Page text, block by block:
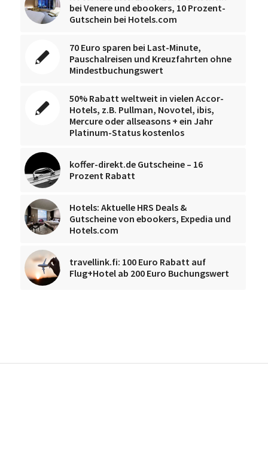
bei Venere und ebookers, 10 Prozent-
Gutschein bei Hotels.com
70 Euro sparen bei Last-Minute,
Pauschalreisen und Kreuzfahrten ohne
Mindestbuchungswert
50% Rabatt weltweit in vielen Accor-
Hotels, z.B. Pullman, Novotel, ibis,
Mercure oder allseasons + ein Jahr
Platinum-Status kostenlos
koffer-direkt.de Gutscheine – 16
Prozent Rabatt
Hotels: Aktuelle HRS Deals &
Gutscheine von ebookers, Expedia und
Hotels.com
travellink.fi: 100 Euro Rabatt auf
Flug+Hotel ab 200 Euro Buchungswert